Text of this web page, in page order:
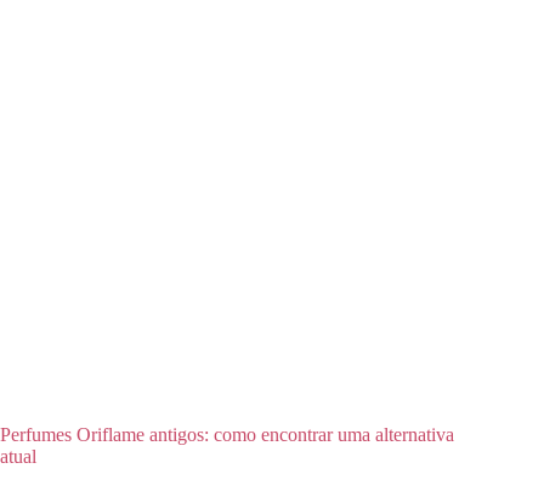
Perfumes Oriflame antigos: como encontrar uma alternativa
atual